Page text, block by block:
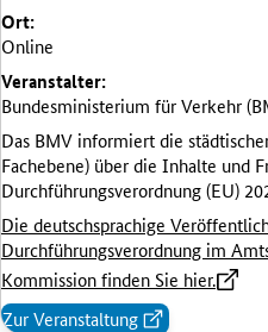
Ort:
Online
Veranstalter:
Bundesministerium für Verkehr
Das BMV informiert die
Fachebene) über die Inhalte und
Durchführungsverordnung (EU)
Die deutschsprachige
Durchführungsverordnung im
Kommission finden Sie hier.
Zur Veranstaltung